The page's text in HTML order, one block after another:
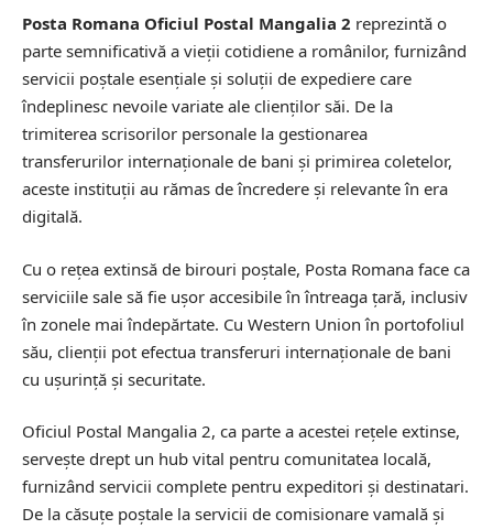
Posta Romana Oficiul Postal Mangalia 2 reprezintă o
parte semnificativă a vieții cotidiene a românilor, furnizând
servicii poștale esențiale și soluții de expediere care
îndeplinesc nevoile variate ale clienților săi. De la
trimiterea scrisorilor personale la gestionarea
transferurilor internaționale de bani și primirea coletelor,
aceste instituții au rămas de încredere și relevante în era
digitală.
Cu o rețea extinsă de birouri poștale, Posta Romana face ca
serviciile sale să fie ușor accesibile în întreaga țară, inclusiv
în zonele mai îndepărtate. Cu Western Union în portofoliul
său, clienții pot efectua transferuri internaționale de bani
cu ușurință și securitate.
Oficiul Postal Mangalia 2, ca parte a acestei rețele extinse,
servește drept un hub vital pentru comunitatea locală,
furnizând servicii complete pentru expeditori și destinatari.
De la căsuțe poștale la servicii de comisionare vamală și